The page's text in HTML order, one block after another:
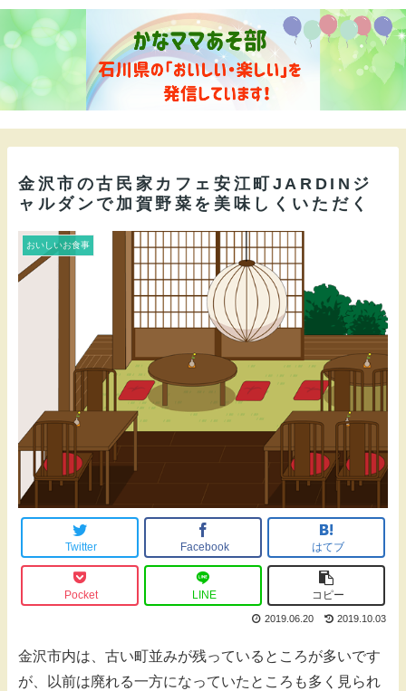
金沢市の古民家カフェ安江町JARDINジ
ャルダンで加賀野菜を美味しくいただく
おいしいお食事
Twitter Facebook はてブ
Pocket LINE コピー
2019.10.03
2019.06.20
金沢市内は、古い町並みが残っているところが多いです
が、以前は廃れる一方になっていたところも多く見られ